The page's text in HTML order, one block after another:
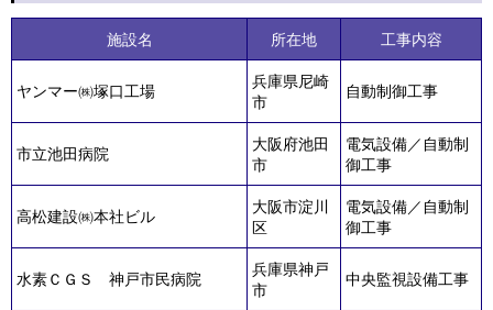
施設名 所在地 工事内容
ヤンマー㈱塚口工場
兵庫県尼崎
市
自動制御工事
市立池田病院
大阪府池田
市
電気設備／自動制
御工事
高松建設㈱本社ビル
大阪市淀川
区
電気設備／自動制
御工事
水素ＣＧＳ 神戸市民病院
兵庫県神戸
市
中央監視設備工事